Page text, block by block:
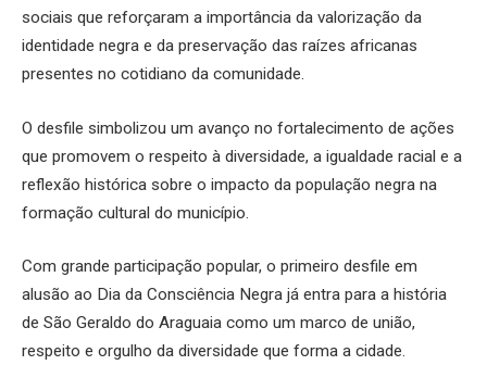
sociais que reforçaram a importância da valorização da
identidade negra e da preservação das raízes africanas
presentes no cotidiano da comunidade.
O desfile simbolizou um avanço no fortalecimento de ações
que promovem o respeito à diversidade, a igualdade racial e a
reflexão histórica sobre o impacto da população negra na
formação cultural do município.
Com grande participação popular, o primeiro desfile em
alusão ao Dia da Consciência Negra já entra para a história
de São Geraldo do Araguaia como um marco de união,
respeito e orgulho da diversidade que forma a cidade.